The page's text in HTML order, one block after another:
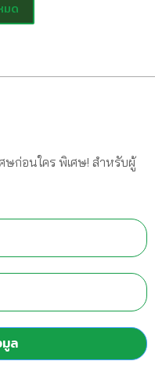
มด
ษก่อนใคร พิเศษ! สำหรับผู้
ล